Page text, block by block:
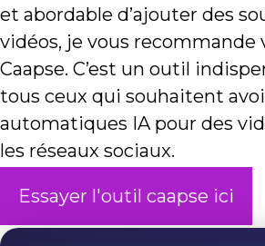
et abordable d’ajouter des
vidéos, je vous recommande
Caapse. C’est un outil
tous ceux qui souhaitent
automatiques IA pour des
les réseaux sociaux.
Essayer l'outil caapse ici